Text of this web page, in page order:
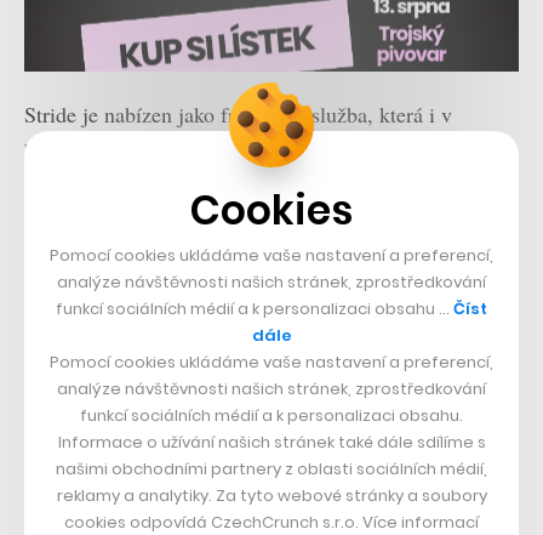
Stride je nabízen jako freemium služba, která i v
bezplatné verzi podporuje neomezený počet uživatelů
pro skupinové audio a video hovory včetně všemožných
botů a pluginů třetích stran. Jediným limitem bezplatné
verze je uchování maxima 25 tisíc zpráv a 5GB
úložiště. V případě potřeby si může uživatel zaplatit tři
dolary měsíčně za zcela neomezené využívání. Bližší
informace jsou k dispozici naoficiálních stránkách.
Cookies
Pomocí cookies ukládáme vaše nastavení a preferencí,
analýze návštěvnosti našich stránek, zprostředkování
funkcí sociálních médií a k personalizaci obsahu … Číst
dále
Pomocí cookies ukládáme vaše nastavení a preferencí,
analýze návštěvnosti našich stránek, zprostředkování
funkcí sociálních médií a k personalizaci obsahu.
Informace o užívání našich stránek také dále sdílíme s
našimi obchodními partnery z oblasti sociálních médií,
reklamy a analytiky. Za tyto webové stránky a soubory
cookies odpovídá CzechCrunch s.r.o. Více informací